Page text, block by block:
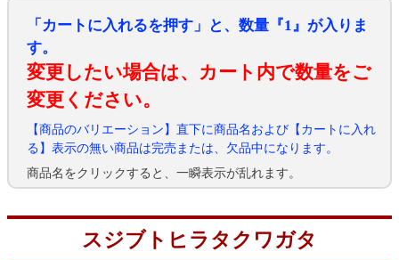
「カートに入れるを押す」と、数量『1』が入りま
す。
変更したい場合は、カート内で数量をご
変更ください。
【商品のバリエーション】直下に商品名および【カートに入れ
る】表示の無い商品は完売または、欠品中になります。
商品名をクリックすると、一瞬表示が乱れます。
スジブトヒラタクワガタ